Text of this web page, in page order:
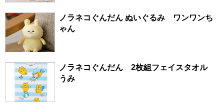
ノラネコぐんだん ぬいぐるみ ワンワンち
ゃん
ノラネコぐんだん 2枚組フェイスタオル
うみ